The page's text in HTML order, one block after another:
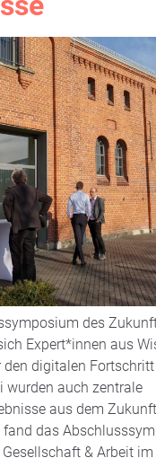
des
Expert*innen aus
den digitalen
wurden auch zentrale
aus dem
das
& Arbeit